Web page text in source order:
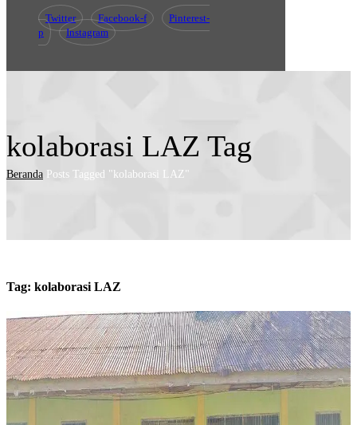
Twitter Facebook-f
Pinterest-
p
Instagram
kolaborasi LAZ Tag
Beranda Posts Tagged "kolaborasi LAZ"
Tag: kolaborasi LAZ